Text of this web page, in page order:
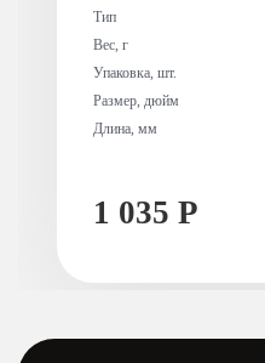
Тип
Вес, г
Упаковка, шт.
Размер, дюйм
Длина, мм
1 035 Р